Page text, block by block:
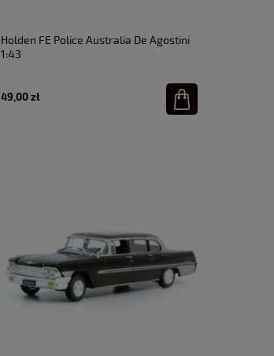
Holden FE Police Australia De Agostini
1:43
49,00 zł